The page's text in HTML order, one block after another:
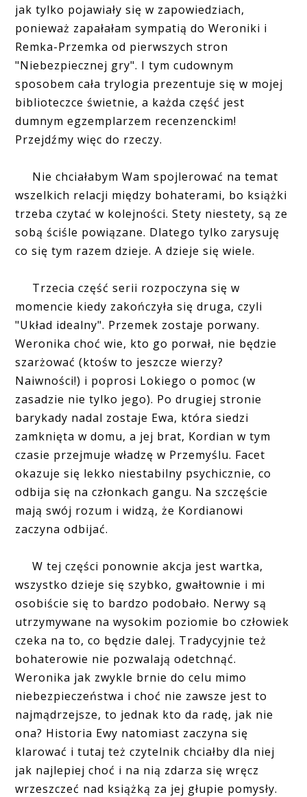
jak tylko pojawiały się w zapowiedziach,
ponieważ zapałałam sympatią do Weroniki i
Remka-Przemka od pierwszych stron
"Niebezpiecznej gry". I tym cudownym
sposobem cała trylogia prezentuje się w mojej
biblioteczce świetnie, a każda część jest
dumnym egzemplarzem recenzenckim!
Przejdźmy więc do rzeczy.
Nie chciałabym Wam spojlerować na temat
wszelkich relacji między bohaterami, bo książki
trzeba czytać w kolejności. Stety niestety, są ze
sobą ściśle powiązane. Dlatego tylko zarysuję
co się tym razem dzieje. A dzieje się wiele.
Trzecia część serii rozpoczyna się w
momencie kiedy zakończyła się druga, czyli
"Układ idealny". Przemek zostaje porwany.
Weronika choć wie, kto go porwał, nie będzie
szarżować (ktośw to jeszcze wierzy?
Naiwności!) i poprosi Lokiego o pomoc (w
zasadzie nie tylko jego). Po drugiej stronie
barykady nadal zostaje Ewa, która siedzi
zamknięta w domu, a jej brat, Kordian w tym
czasie przejmuje władzę w Przemyślu. Facet
okazuje się lekko niestabilny psychicznie, co
odbija się na członkach gangu. Na szczęście
mają swój rozum i widzą, że Kordianowi
zaczyna odbijać.
W tej części ponownie akcja jest wartka,
wszystko dzieje się szybko, gwałtownie i mi
osobiście się to bardzo podobało. Nerwy są
utrzymywane na wysokim poziomie bo człowiek
czeka na to, co będzie dalej. Tradycyjnie też
bohaterowie nie pozwalają odetchnąć.
Weronika jak zwykle brnie do celu mimo
niebezpieczeństwa i choć nie zawsze jest to
najmądrzejsze, to jednak kto da radę, jak nie
ona? Historia Ewy natomiast zaczyna się
klarować i tutaj też czytelnik chciałby dla niej
jak najlepiej choć i na nią zdarza się wręcz
wrzeszczeć nad książką za jej głupie pomysły.